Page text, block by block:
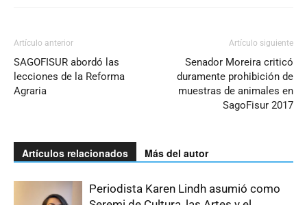
Artículo anterior
SAGOFISUR abordó las
lecciones de la Reforma
Agraria
Artículo siguiente
Senador Moreira criticó
duramente prohibición de
muestras de animales en
SagoFisur 2017
Artículos relacionados Más del autor
Periodista Karen Lindh asumió como